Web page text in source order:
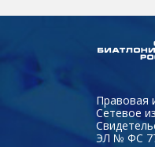
Правовая
Сетевое
ЭЛ № ФС